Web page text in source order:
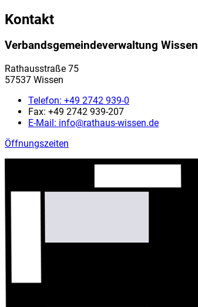
Kontakt
Verbandsgemeindeverwaltung Wissen
Rathausstraße 75
57537 Wissen
Telefon: +49 2742 939-0
Fax: +49 2742 939-207
E-Mail: info@rathaus-wissen.de
Öffnungszeiten